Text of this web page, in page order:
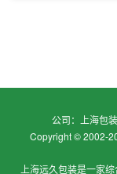
公司：上海包
Copyright © 2002-
上海远久包装是一家